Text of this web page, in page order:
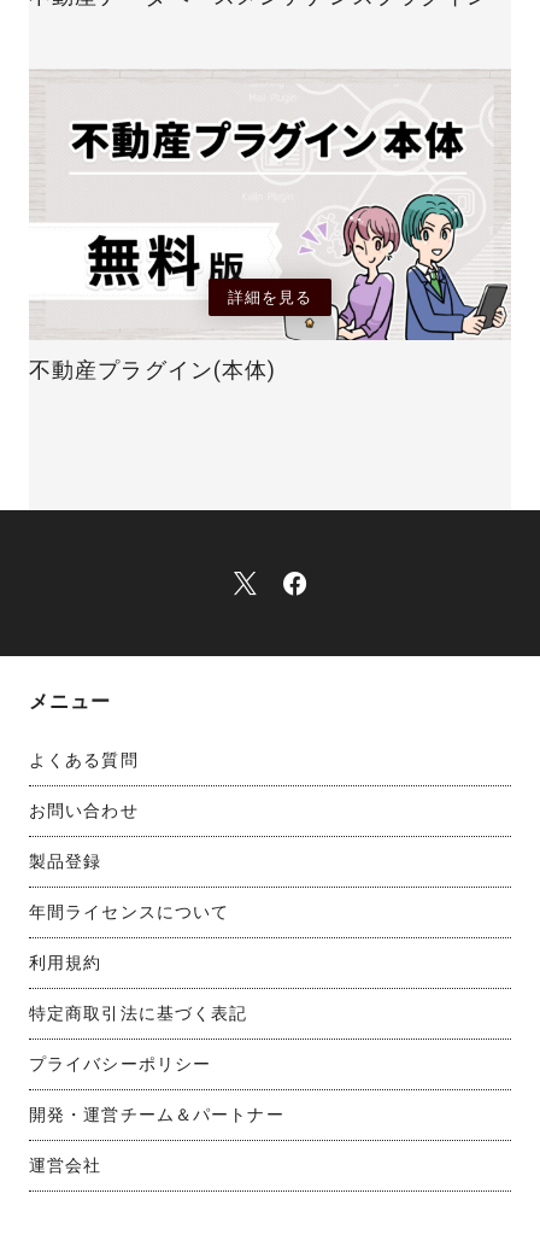
詳細を見る
不動産プラグイン(本体)
メニュー
よくある質問
お問い合わせ
製品登録
年間ライセンスについて
利用規約
特定商取引法に基づく表記
プライバシーポリシー
開発・運営チーム＆パートナー
運営会社